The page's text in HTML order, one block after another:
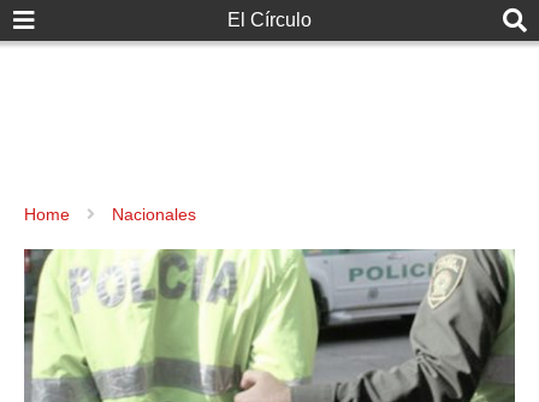
El Círculo
Home Nacionales